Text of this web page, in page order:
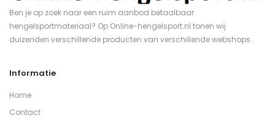
Ben je op zoek naar een ruim aanbod betaalbaar
hengelsportmateriaal? Op Online-hengelsport.nl tonen wij
duizenden verschillende producten van verschillende webshops.
Informatie
Home
Contact